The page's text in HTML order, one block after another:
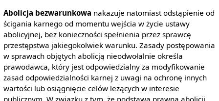
Abolicja bezwarunkowa nakazuje natomiast odstąpienie od
ścigania karnego od momentu wejścia w życie ustawy
abolicyjnej, bez konieczności spełnienia przez sprawcę
przestępstwa jakiegokolwiek warunku. Zasady postępowania
w sprawach objętych abolicją nieodwołalnie określa
prawodawca, który jest odpowiedzialny za modyfikowanie
zasad odpowiedzialności karnej z uwagi na ochronę innych
wartości lub osiągnięcie celów leżących w interesie